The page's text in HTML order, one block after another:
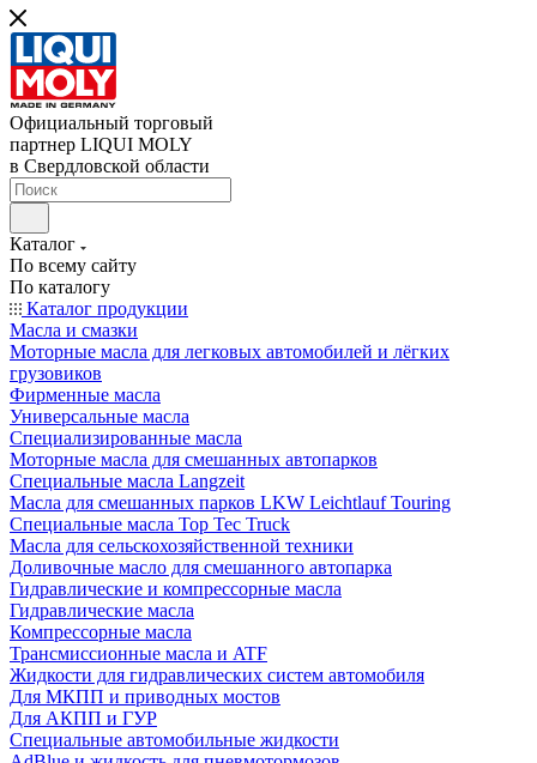
Официальный торговый
партнер LIQUI MOLY
в Свердловской области
Каталог
По всему сайту
По каталогу
Каталог продукции
Масла и смазки
Моторные масла для легковых автомобилей и лёгких
грузовиков
Фирменные масла
Универсальные масла
Специализированные масла
Моторные масла для смешанных автопарков
Специальные масла Langzeit
Масла для смешанных парков LKW Leichtlauf Touring
Специальные масла Top Tec Truck
Масла для сельскохозяйственной техники
Доливочные масло для смешанного автопарка
Гидравлические и компрессорные масла
Гидравлические масла
Компрессорные масла
Трансмиссионные масла и ATF
Жидкости для гидравлических систем автомобиля
Для МКПП и приводных мостов
Для АКПП и ГУР
Специальные автомобильные жидкости